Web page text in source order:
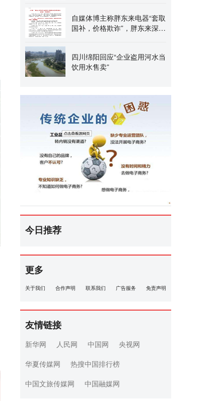
自媒体博主称胖东来电器“套取
国补，价格欺诈”，胖东来深夜
四川绵阳回应“企业盗用河水当
饮用水售卖”
今日推荐
更多
关于我们 合作声明 联系我们 广告服务 免责声明
友情链接
新华网 人民网 中国网
央视网
华夏传媒网
热搜中国排行榜
中国文旅传媒网
中国融媒网